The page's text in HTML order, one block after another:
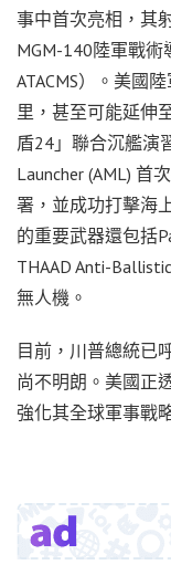
事中首次亮相，其
MGM-140陸軍戰術
ATACMS）。美國
里，甚至可能延伸
盾24」聯合沉艦演
Launcher (AML) 首
署，並成功打擊海
的重要武器還包括
THAAD Anti-
無人機。
目前，川普總統已
尚不明朗。美國正
強化其全球軍事戰